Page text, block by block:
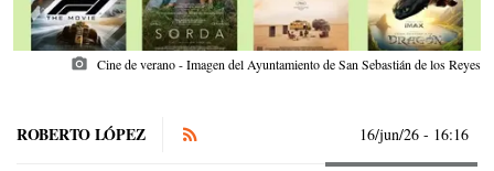
photo_camera Cine de verano - Imagen del Ayuntamiento de San Sebastián de los Reyes
ROBERTO LÓPEZ 16/jun/26 - 16:16